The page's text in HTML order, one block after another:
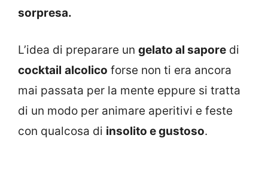
sorpresa.
L’idea di preparare un gelato al sapore di
cocktail alcolico forse non ti era ancora
mai passata per la mente eppure si tratta
di un modo per animare aperitivi e feste
con qualcosa di insolito e gustoso.